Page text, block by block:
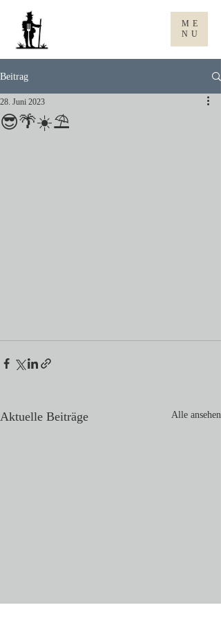
ME
NU
Beitrag
😎🌴☀️⛱️
28. Juni 2023
Aktuelle Beiträge Alle ansehen